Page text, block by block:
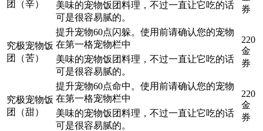
团（辛）
券
美味的宠物饭团料理，不过一直让它吃的话
可是很容易腻的。
究极宠物饭
团（苦）
提升宠物60点闪躲。使用前请确认您的宠物
在第一格宠物栏中
220
金
券
美味的宠物饭团料理，不过一直让它吃的话
可是很容易腻的。
究极宠物饭
团（甜）
提升宠物60点命中。使用前请确认您的宠物
在第一格宠物栏中
220
金
券
美味的宠物饭团料理，不过一直让它吃的话
可是很容易腻的。